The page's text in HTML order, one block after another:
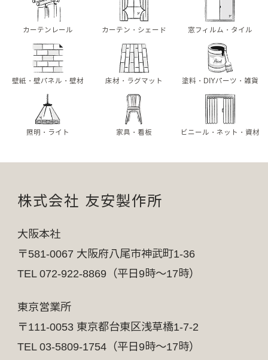
カーテンレール カーテン・シェード 窓フィルム・タイル
壁紙・壁パネル・壁材 床材・ラグマット 塗料・DIYパーツ・雑貨
照明・ライト 家具・看板 ビニール・ネット・資材
株式会社 友安製作所
大阪本社
〒581-0067 大阪府八尾市神武町1-36
TEL 072-922-8869（平日9時～17時）
東京営業所
〒111-0053 東京都台東区浅草橋1-7-2
TEL 03-5809-1754（平日9時～17時）